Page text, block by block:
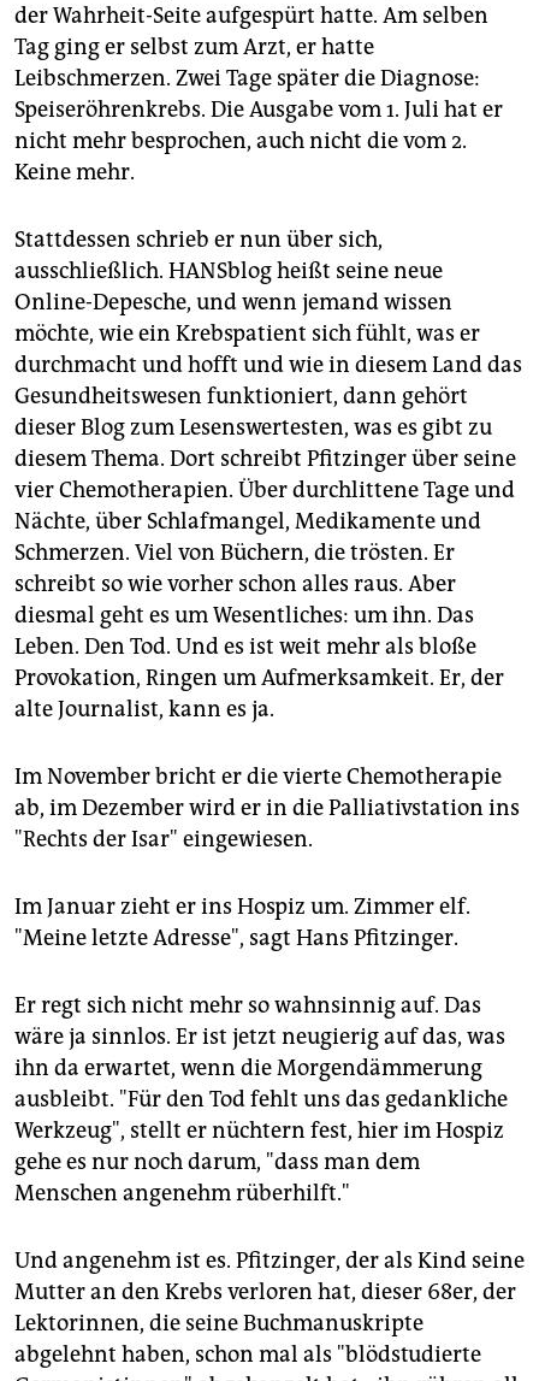
der Wahrheit-Seite aufgespürt hatte. Am selben
Tag ging er selbst zum Arzt, er hatte
Leibschmerzen. Zwei Tage später die Diagnose:
Speiseröhrenkrebs. Die Ausgabe vom 1. Juli hat er
nicht mehr besprochen, auch nicht die vom 2.
Keine mehr.
Stattdessen schrieb er nun über sich,
ausschließlich. HANSblog heißt seine neue
Online-Depesche, und wenn jemand wissen
möchte, wie ein Krebspatient sich fühlt, was er
durchmacht und hofft und wie in diesem Land das
Gesundheitswesen funktioniert, dann gehört
dieser Blog zum Lesenswertesten, was es gibt zu
diesem Thema. Dort schreibt Pfitzinger über seine
vier Chemotherapien. Über durchlittene Tage und
Nächte, über Schlafmangel, Medikamente und
Schmerzen. Viel von Büchern, die trösten. Er
schreibt so wie vorher schon alles raus. Aber
diesmal geht es um Wesentliches: um ihn. Das
Leben. Den Tod. Und es ist weit mehr als bloße
Provokation, Ringen um Aufmerksamkeit. Er, der
alte Journalist, kann es ja.
Im November bricht er die vierte Chemotherapie
ab, im Dezember wird er in die Palliativstation ins
"Rechts der Isar" eingewiesen.
Im Januar zieht er ins Hospiz um. Zimmer elf.
"Meine letzte Adresse", sagt Hans Pfitzinger.
Er regt sich nicht mehr so wahnsinnig auf. Das
wäre ja sinnlos. Er ist jetzt neugierig auf das, was
ihn da erwartet, wenn die Morgendämmerung
ausbleibt. "Für den Tod fehlt uns das gedankliche
Werkzeug", stellt er nüchtern fest, hier im Hospiz
gehe es nur noch darum, "dass man dem
Menschen angenehm rüberhilft."
Und angenehm ist es. Pfitzinger, der als Kind seine
Mutter an den Krebs verloren hat, dieser 68er, der
Lektorinnen, die seine Buchmanuskripte
abgelehnt haben, schon mal als "blödstudierte